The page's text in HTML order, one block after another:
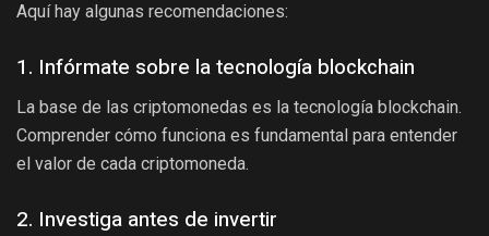
Aquí hay algunas recomendaciones:
1. Infórmate sobre la tecnología blockchain
La base de las criptomonedas es la tecnología blockchain.
Comprender cómo funciona es fundamental para entender
el valor de cada criptomoneda.
2. Investiga antes de invertir